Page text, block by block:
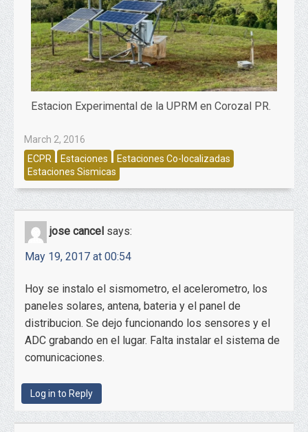
Estacion Experimental de la UPRM en Corozal PR.
March 2, 2016
ECPR
Estaciones
Estaciones Co-localizadas
Estaciones Sismicas
jose cancel says:
May 19, 2017 at 00:54
Hoy se instalo el sismometro, el acelerometro, los
paneles solares, antena, bateria y el panel de
distribucion. Se dejo funcionando los sensores y el
ADC grabando en el lugar. Falta instalar el sistema de
comunicaciones.
Log in to Reply